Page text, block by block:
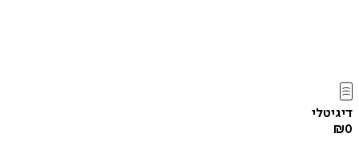
דיגיטלי
₪0